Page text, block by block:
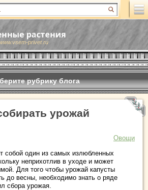
privet.ru
рубрику блога
урожай
Овощи
собой один из самых излюбленных
неприхотлив в уходе и может
Для того чтобы урожай капусты
до весны, необходимо знать о ряде
сбора урожая.